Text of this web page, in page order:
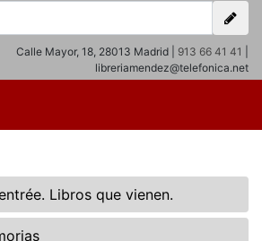
Calle Mayor, 18, 28013 Madrid | 913 66 41 41
libreriamendez@telefonica.net
Libros que vienen.